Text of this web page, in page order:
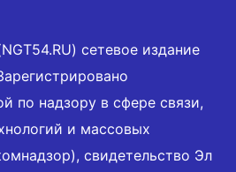
сетевое издание
по надзору в сфере связи,
и массовых
свидетельство Эл